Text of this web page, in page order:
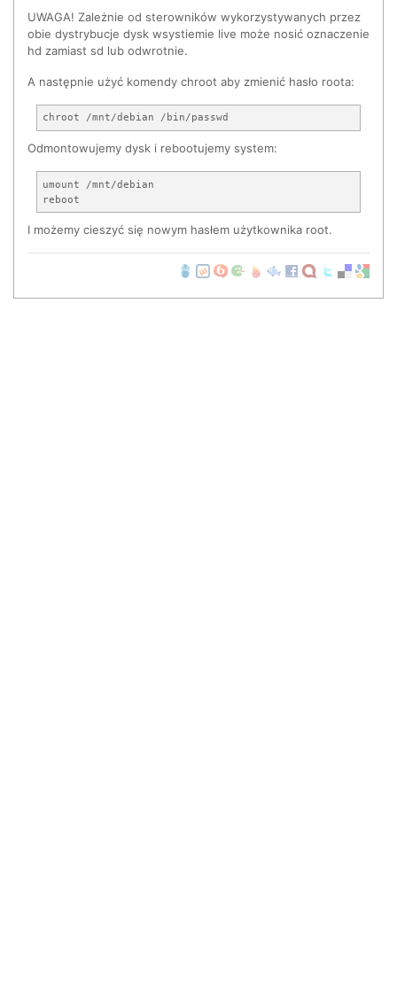
UWAGA! Zależnie od sterowników wykorzystywanych przez
obie dystrybucje dysk wsystiemie live może nosić oznaczenie
hd zamiast sd lub odwrotnie.
A następnie użyć komendy chroot aby zmienić hasło roota:
Odmontowujemy dysk i rebootujemy system:
umount /mnt/debian
I możemy cieszyć się nowym hasłem użytkownika root.